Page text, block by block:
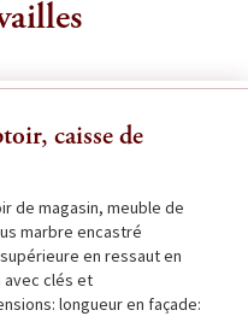
caisse de
de magasin, meuble de
marbre encastré
en ressaut en
avec clés et
longueur en façade: